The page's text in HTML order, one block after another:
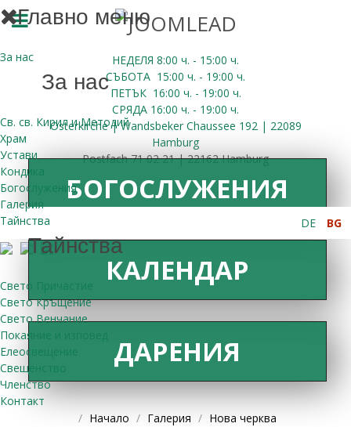
НЕДЕЛЯ 8:00 ч. - 15:00 ч.
СЪБОТА 15:00 ч. - 19:00 ч.
ПЕТЪК 16:00 ч. - 19:00 ч.
СРЯДА 16:00 ч. - 19:00 ч.
Osterkirche | Wandsbeker Chaussee 192 | 22089
Hamburg
Postfach 71 02 21 | 22162 Hamburg
Главно меню
За нас
За нас
Св. св. Кирил и Методий
Храм
Устави
Кондика
Богослужения
Галерия
Тайнства
Тайнства
Свето Причастие
Свето Кръщение
Свето Венчание
Покаяние и изповед
Елеосвещение
Свещенство
Членство
Контакт
DE BG
БОГОСЛУЖЕНИЯ
КАЛЕНДАР
ДАРЕНИЯ
Начало Галерия Нова черква